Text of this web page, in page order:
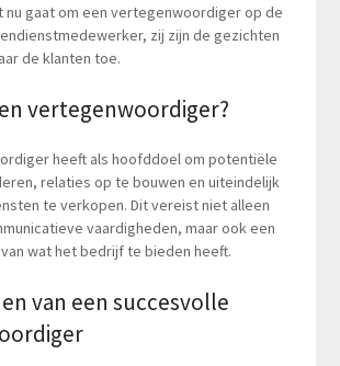
nu gaat om een vertegenwoordiger op de
zij zijn de gezichten
de klanten toe.
vertegenwoordiger?
heeft als hoofddoel om potentiële
relaties op te bouwen en uiteindelijk
te verkopen. Dit vereist niet alleen
vaardigheden, maar ook een
wat het bedrijf te bieden heeft.
van een succesvolle